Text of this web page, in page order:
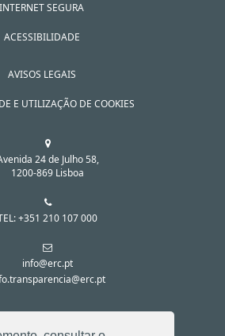
INTERNET SEGURA
ACESSIBILIDADE
AVISOS LEGAIS
E UTILIZAÇÃO DE COOKIES
24 de Julho 58,
1200-869 Lisboa
+351 210 107 000
info@erc.pt